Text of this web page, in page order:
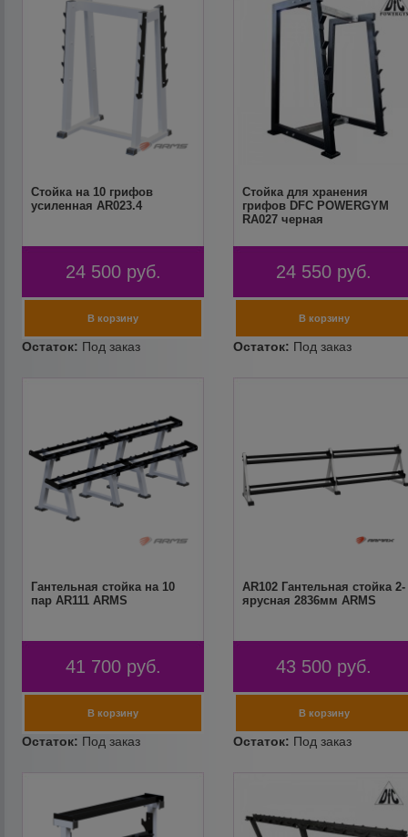
Стойка на 10 грифов
усиленная AR023.4
24 500 руб.
Стойка для хранения
грифов DFC POWERGYM
RA027 черная
24 550 руб.
Гантельная стойка на 10
пар AR111 ARMS
41 700 руб.
AR102 Гантельная стойка 2-
ярусная 2836мм ARMS
43 500 руб.